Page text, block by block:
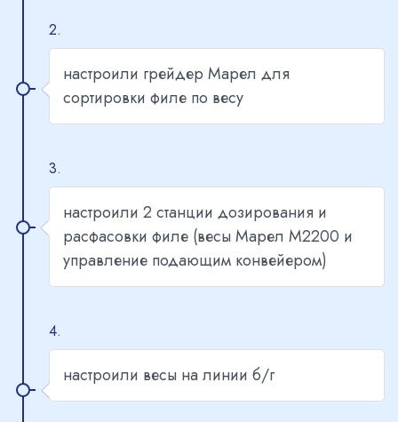
2.
настроили грейдер Марел для
сортировки филе по весу
3.
настроили 2 станции дозирования и
расфасовки филе (весы Марел М2200 и
управление подающим конвейером)
4.
настроили весы на линии б/г